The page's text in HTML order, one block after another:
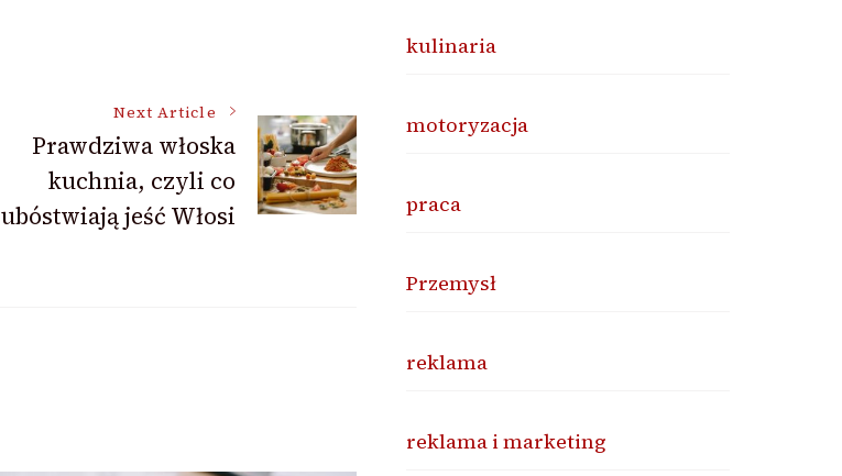
Next Article
Prawdziwa włoska
kuchnia, czyli co
ubóstwiają jeść Włosi
kulinaria
motoryzacja
praca
Przemysł
reklama
reklama i marketing